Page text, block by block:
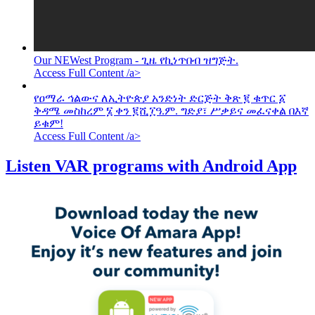
Our NEWest Program - ጊዜ የኪነጥበብ ዝግጅት.
Access Full Content /a>
የዐማራ ኅልውና ለኢትዮጵያ አንድነት ድርጅት ቅጽ ፪ ቁጥር ፩
ቅዳሜ መስከረም ፮ ቀን ፪ሺ፲ዓ.ም. ግድያ፣ ሥቃይና መፈናቀል በእኛ
ይቁም!
Access Full Content /a>
Listen VAR programs with Android App